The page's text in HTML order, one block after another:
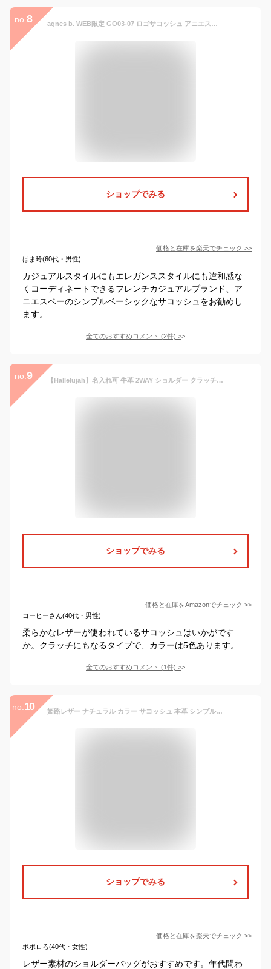
no. 8 agnes b. WEB限定 GO03-07 ロゴサコッシュ アニエスベー バッグ ショルダーバッグ ブラック【送料無料】
ショップでみる
価格と在庫を楽天でチェック >>
はま玲(60代・男性)
カジュアルスタイルにもエレガンススタイルにも違和感な
くコーディネートできるフレンチカジュアルブランド、ア
ニエスベーのシンプルベーシックなサコッシュをお勧めし
ます。
全てのおすすめコメント (2件) >
no. 9 【Hallelujah】名入れ可 牛革 2WAY ショルダー クラッチバッグ マチあり 13インチ ポーチ ショルダー サコッシュ PCケース 本革 レザー 革 シンプル メンズ レディース (Navy)
ショップでみる
価格と在庫をAmazonでチェック >>
コーヒーさん(40代・男性)
柔らかなレザーが使われているサコッシュはいかがです
か。クラッチにもなるタイプで、カラーは5色あります。
全てのおすすめコメント (1件) >
no. 10 姫路レザー ナチュラル カラー サコッシュ 本革 シンプル 無地 レディース メンズ 収納 レザー 革 カバン 鞄 ショルダー バッグ 斜めがけ ベルト ブラック キャメル ベージュ ライト グレー 軽量 柔らかい ソフト 日本製 ポーチ ショルダーバッグ ポシェット 宅配便送料無料
ショップでみる
価格と在庫を楽天でチェック >>
ポポロろ(40代・女性)
レザー素材のショルダーバッグがおすすめです。年代問わ